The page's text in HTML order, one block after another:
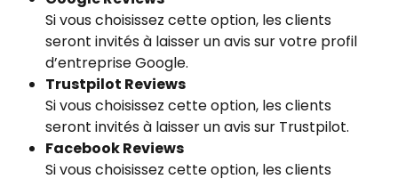
Si vous choisissez cette option, les clients
seront invités à laisser un avis sur votre profil
d’entreprise Google.
Trustpilot Reviews
Si vous choisissez cette option, les clients
seront invités à laisser un avis sur Trustpilot.
Facebook Reviews
Si vous choisissez cette option, les clients